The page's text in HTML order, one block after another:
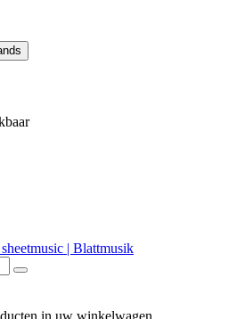
in uw winkelwagen.